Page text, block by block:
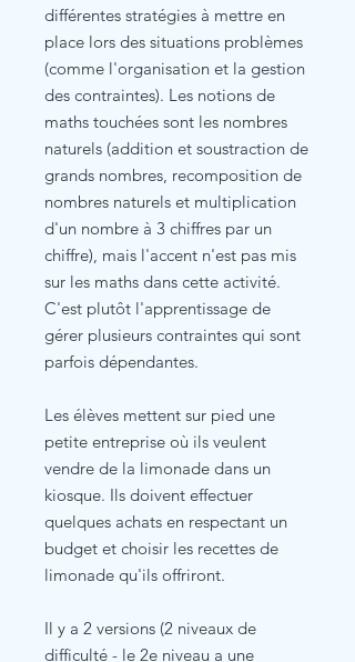
différentes stratégies à mettre en
place lors des situations problèmes
(comme l'organisation et la gestion
des contraintes). Les notions de
maths touchées sont les nombres
naturels (addition et soustraction de
grands nombres, recomposition de
nombres naturels et multiplication
d'un nombre à 3 chiffres par un
chiffre), mais l'accent n'est pas mis
sur les maths dans cette activité.
C'est plutôt l'apprentissage de
gérer plusieurs contraintes qui sont
parfois dépendantes.
Les élèves mettent sur pied une
petite entreprise où ils veulent
vendre de la limonade dans un
kiosque. Ils doivent effectuer
quelques achats en respectant un
budget et choisir les recettes de
limonade qu'ils offriront.
Il y a 2 versions (2 niveaux de
difficulté - le 2e niveau a une